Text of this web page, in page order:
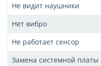
Не видит наушники
Нет вибро
Не работает сенсор
Замена системной платы